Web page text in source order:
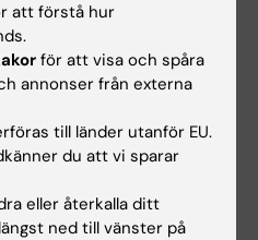
under ett år vilket ger
hur
olika organsystem
hos
metabola
vaskulär
av
fettvävnad.
att förstå hur
för att visa och spåra
annonser från externa
till länder utanför EU.
du att vi sparar
eller återkalla ditt
ned till vänster på